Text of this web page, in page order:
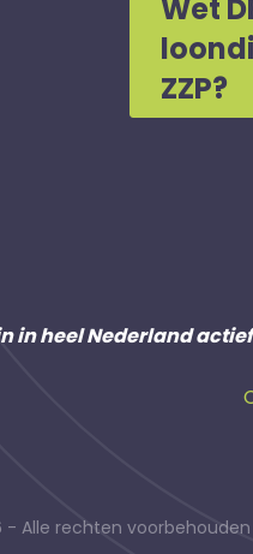
Wet
ZZP?
in heel Nederland
- Alle rechten voorbehouden